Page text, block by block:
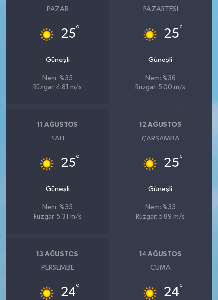
PAZAR
25°
Güneşli
Nem: %35
Rüzgar: 4.81 m/s
PAZARTESI
25°
Güneşli
Nem: %36
Rüzgar: 5.00 m/s
11 AĞUSTOS
SALI
25°
Güneşli
Nem: %35
Rüzgar: 5.31 m/s
12 AĞUSTOS
ÇARŞAMBA
25°
Güneşli
Nem: %35
Rüzgar: 5.89 m/s
13 AĞUSTOS
PERŞEMBE
24°
14 AĞUSTOS
CUMA
24°